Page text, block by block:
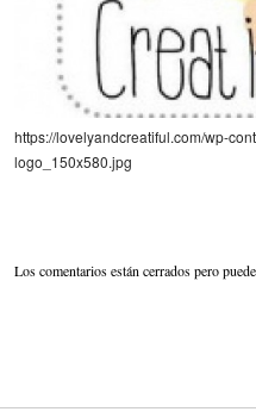
https://lovelyandcreatiful.com/wp-
logo_150x580.jpg
Los comentarios están cerrados pero